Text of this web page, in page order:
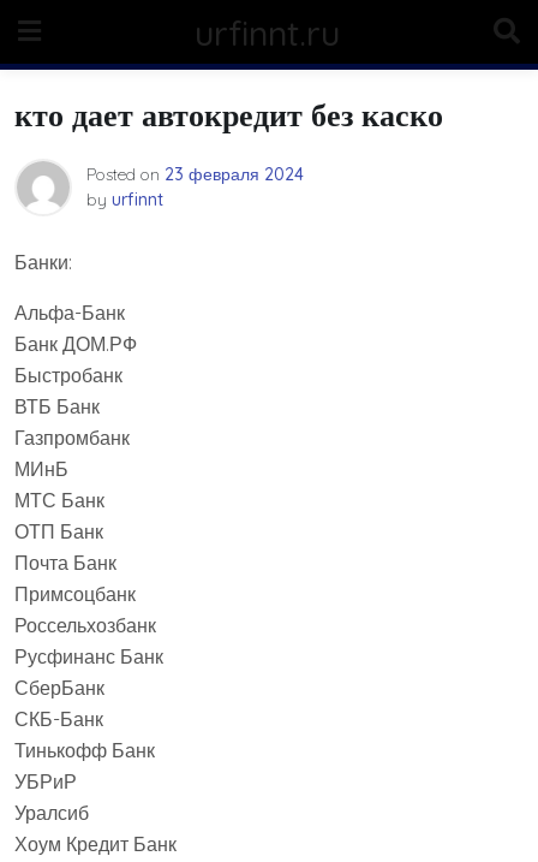
content
urfinnt.ru
кто дает автокредит без каско
Posted on 23 февраля 2024
by urfinnt
Банки:
Альфа-Банк
Банк ДОМ.РФ
Быстробанк
ВТБ Банк
Газпромбанк
МИнБ
МТС Банк
ОТП Банк
Почта Банк
Примсоцбанк
Россельхозбанк
Русфинанс Банк
СберБанк
СКБ-Банк
Тинькофф Банк
УБРиР
Уралсиб
Хоум Кредит Банк